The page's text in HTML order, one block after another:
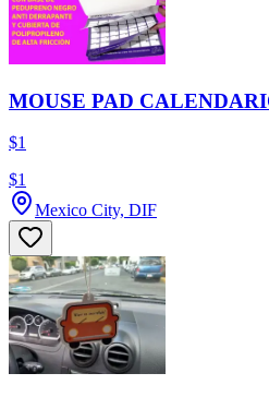
MOUSE PAD
$1
$1
Mexico City, DIF